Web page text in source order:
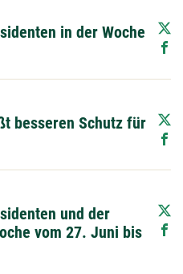
in der Woche
besseren Schutz für
und der
vom 27. Juni bis